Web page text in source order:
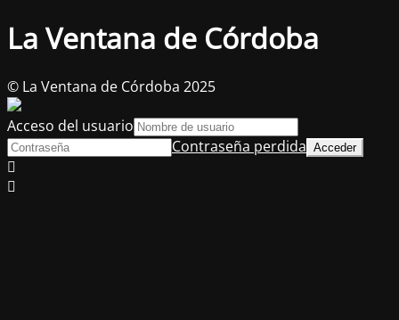
La Ventana de Córdoba
© La Ventana de Córdoba 2025
Acceso del usuario
Contraseña perdida